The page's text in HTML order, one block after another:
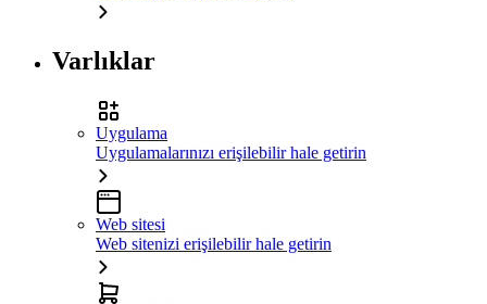
Varlıklar
Uygulama
Uygulamalarınızı erişilebilir hale getirin
Web sitesi
Web sitenizi erişilebilir hale getirin